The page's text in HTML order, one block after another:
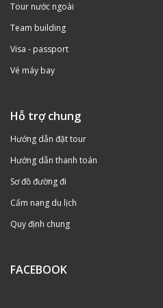
Tour nước ngoài
Team building
Visa - passport
Vé máy bay
Hỗ trợ chung
Hướng dẫn đặt tour
Hướng dẫn thanh toán
Sơ đồ đường đi
Cẩm nang du lịch
Quy định chung
FACEBOOK